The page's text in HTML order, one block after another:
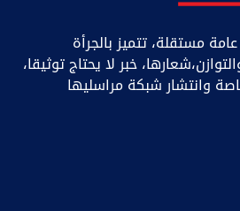
مستقلة، تتميز بالجرأة
خبر ﻻ يحتاج توثيقا،
وانتشار شبكة مراسليها